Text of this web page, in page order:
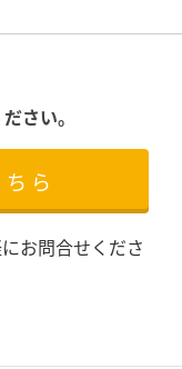
さい。
ら
お問合せくださ